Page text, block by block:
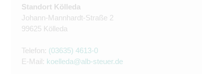
Standort Kölleda
Johann-Mannhardt-Straße 2
99625 Kölleda
Telefon: (03635) 4613-0
E-Mail: koelleda@alb-steuer.de